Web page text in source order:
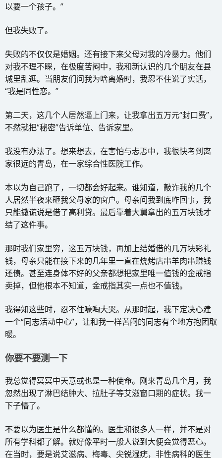
以要一个孩子。”
但我失败了。
失败的不仅仅是婚姻。还有接下来父母对我的冷暴力。他们
对我不理不睬，在极度苦闷中，我和新认识的几个朋友在县
城里乱逛。当朋友们问我为啥离婚时，我忍不住说了实话，
“我是同性恋。”
第二天，这几个人居然逼上门来，让我拿出五万元“封口费”，
不然就把“秘密”告诉单位、告诉家里。
我没有办法了。想来想去，在害怕与忐忑中，我很快考到离
家很远的青岛，在一家综合性医院工作。
本以为自己跑了，一切都会好起来。谁知道，敲诈我的几个
人居然半夜来砸我父母家的窗户。母亲问我到底咋回事，我
只能撒谎说是借了高利贷。最后靠着大舅拿出的五万块钱才
结了这件事。
那时我们家里穷，这五万块钱，再加上结婚借的几万块彩礼
钱，母亲只能在接下来的几年里一直在烧烤店串羊肉串赚钱
还债。甚至连身体不好的父亲都想把家里唯一值钱的金戒指
卖掉，但他根本不知道，金戒指其实一点也不值钱。
我得知这些时，忍不住嚎啕大哭。从那时起，我下定决心建
一个“同志活动中心”，让和我一样苦闷的同志有个地方抱团取
暖。
你要不要测一下
我总觉得冥冥中天意或也是一种使命。刚来青岛几个月，我
忽然出现了淋巴结肿大、拉肚子等艾滋窗口期的症状。我一
下子懵了。
不要以为医生是什么都懂的。医生和很多人一样，并不是对
所有学科都了解。就好像平时一般人说到大便会觉得恶心。
在当时，要是说艾滋病、梅毒、尖锐湿疣，非性病科的医生